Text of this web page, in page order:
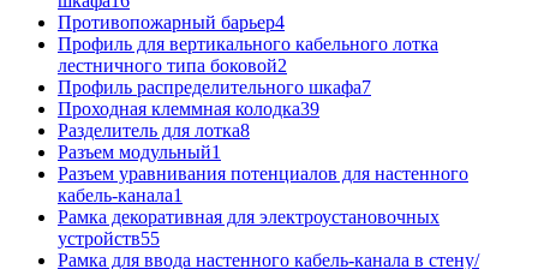
Противопожарный барьер4
Профиль для вертикального кабельного лотка
лестничного типа боковой2
Профиль распределительного шкафа7
Проходная клеммная колодка39
Разделитель для лотка8
Разъем модульный1
Разъем уравнивания потенциалов для настенного
кабель-канала1
Рамка декоративная для электроустановочных
устройств55
Рамка для ввода настенного кабель-канала в стену/